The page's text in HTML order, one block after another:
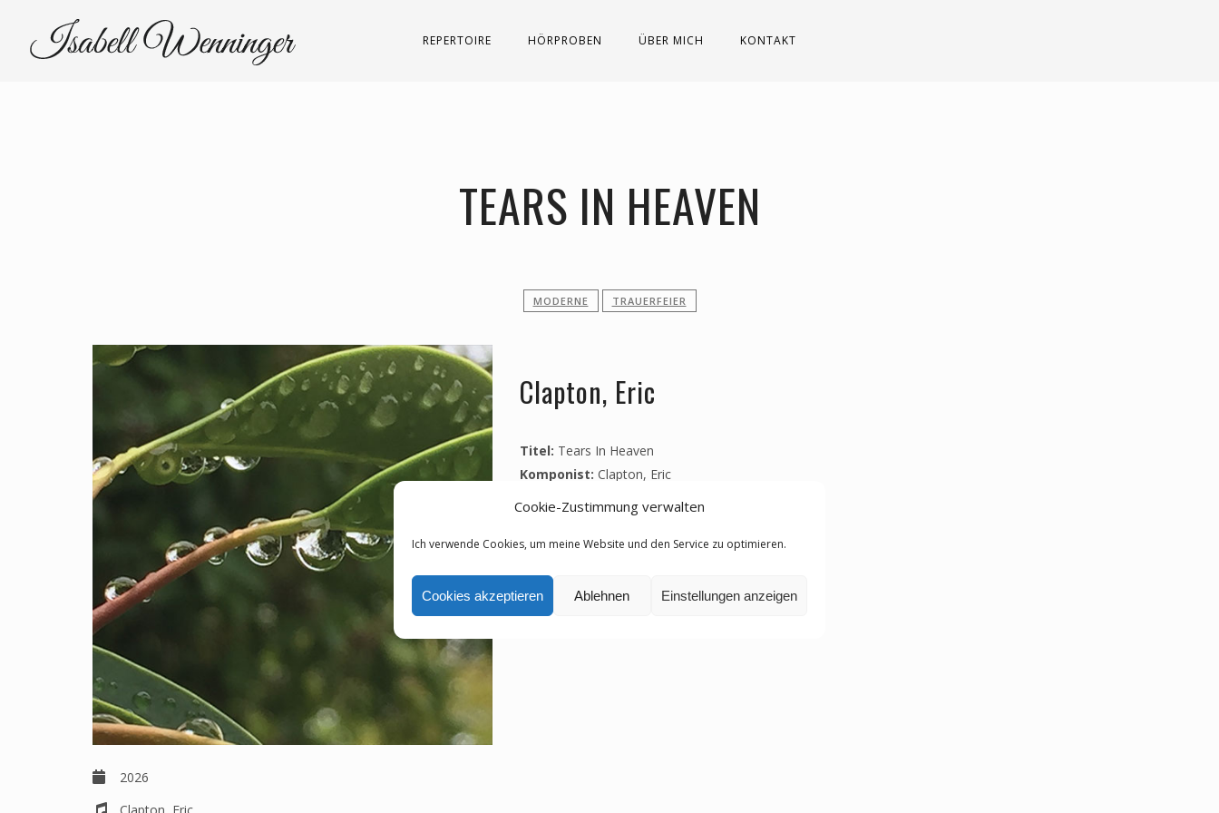
Cookie-Zustimmung verwalten
Ich verwende Cookies, um meine Website und den Service zu optimieren.
Cookies akzeptieren Ablehnen Einstellungen anzeigen
REPERTOIRE HÖRPROBEN ÜBER MICH KONTAKT
TEARS IN HEAVEN
MODERNE TRAUERFEIER
2026
Clapton, Eric
Titel: Tears In Heaven
Komponist: Clapton, Eric